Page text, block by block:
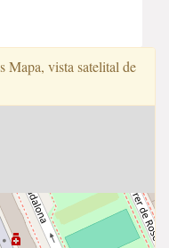
Mapa, vista satelital de